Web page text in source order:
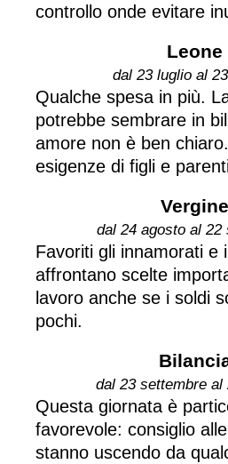
controllo onde evitare
Leone
dal 23 luglio al
Qualche spesa in più.
potrebbe sembrare in
amore non è ben
esigenze di figli e
Vergine
dal 24 agosto al 22
Favoriti gli innamorati e
affrontano scelte
lavoro anche se i soldi
pochi.
dal 23 settembre al
Questa giornata è
favorevole: consiglio
stanno uscendo da